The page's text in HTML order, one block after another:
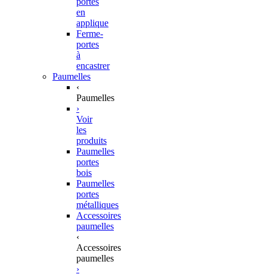
en
applique
Ferme-
portes
à
encastrer
Paumelles
‹
Paumelles
›
Voir
les
produits
Paumelles
portes
bois
Paumelles
portes
métalliques
Accessoires
paumelles
‹
Accessoires
paumelles
›